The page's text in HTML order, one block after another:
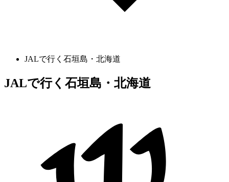
JALで行く石垣島・北海道
JALで行く石垣島・北海道